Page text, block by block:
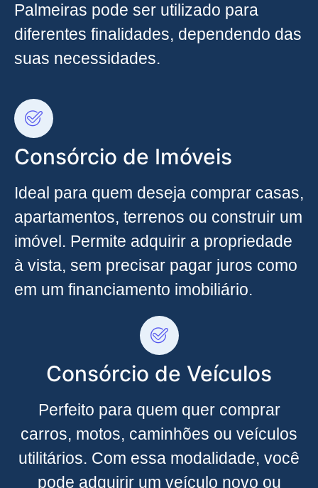
Palmeiras pode ser utilizado para
diferentes finalidades, dependendo das
suas necessidades.
Consórcio de Imóveis
Ideal para quem deseja comprar casas,
apartamentos, terrenos ou construir um
imóvel. Permite adquirir a propriedade
à vista, sem precisar pagar juros como
em um financiamento imobiliário.
Consórcio de Veículos
Perfeito para quem quer comprar
carros, motos, caminhões ou veículos
utilitários. Com essa modalidade, você
pode adquirir um veículo novo ou